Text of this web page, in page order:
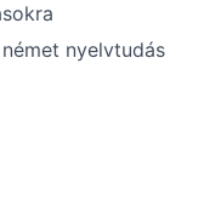
nyelvtudás